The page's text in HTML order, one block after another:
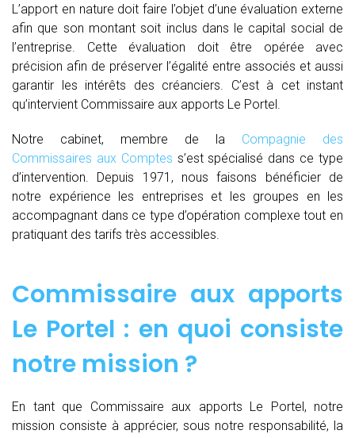
L’apport en nature doit faire l’objet d’une évaluation externe
afin que son montant soit inclus dans le capital social de
l’entreprise. Cette évaluation doit être opérée avec
précision afin de préserver l’égalité entre associés et aussi
garantir les intérêts des créanciers. C’est à cet instant
qu’intervient Commissaire aux apports Le Portel.
Notre cabinet, membre de la Compagnie des
Commissaires aux Comptes s’est spécialisé dans ce type
d’intervention. Depuis 1971, nous faisons bénéficier de
notre expérience les entreprises et les groupes en les
accompagnant dans ce type d’opération complexe tout en
pratiquant des tarifs très accessibles.
Commissaire aux apports
Le Portel : en quoi consiste
notre mission ?
En tant que Commissaire aux apports Le Portel, notre
mission consiste à apprécier, sous notre responsabilité, la